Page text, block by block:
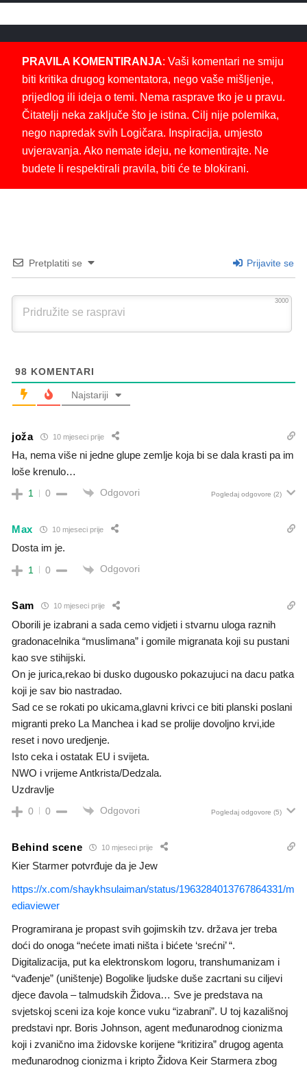
PRAVILA KOMENTIRANJA: Vaši komentari ne smiju
biti kritika drugog komentatora, nego vaše mišljenje,
prijedlog ili ideja o temi. Nema rasprave tko je u pravu.
Čitatelji neka zaključe što je istina. Cilj nije polemika,
nego napredak svih Logičara. Inspiracija, umjesto
uvjeravanja. Ako nemate ideju, ne komentirajte. Ne
budete li respektirali pravila, biti će te blokirani.
Pretplatiti se Prijavite se
3000
98 KOMENTARI
Najstariji
joža 10 mjeseci prije
Ha, nema više ni jedne glupe zemlje koja bi se dala krasti pa im
loše krenulo…
1 0 Odgovori Pogledaj odgovore (2)
Max 10 mjeseci prije
Dosta im je.
1 0 Odgovori
Sam 10 mjeseci prije
Oborili je izabrani a sada cemo vidjeti i stvarnu uloga raznih
gradonacelnika “muslimana” i gomile migranata koji su pustani
kao sve stihijski.
On je jurica,rekao bi dusko dugousko pokazujuci na dacu patka
koji je sav bio nastradao.
Sad ce se rokati po ukicama,glavni krivci ce biti planski poslani
migranti preko La Manchea i kad se prolije dovoljno krvi,ide
reset i novo uredjenje.
Isto ceka i ostatak EU i svijeta.
NWO i vrijeme Antkrista/Dedzala.
Uzdravlje
0 0 Odgovori Pogledaj odgovore (5)
Behind scene 10 mjeseci prije
Kier Starmer potvrđuje da je Jew
https://x.com/shaykhsulaiman/status/1963284013767864331/m
ediaviewer
Programirana je propast svih gojimskih tzv. država jer treba
doći do onoga “nećete imati ništa i bićete ‘srećni’ “.
Digitalizacija, put ka elektronskom logoru, transhumanizam i
“vađenje” (uništenje) Bogolike ljudske duše zacrtani su ciljevi
djece đavola – talmudskih Židova… Sve je predstava na
svjetskoj sceni iza koje konce vuku “izabrani”. U toj kazališnoj
predstavi npr. Boris Johnson, agent međunarodnog cionizma
koji i zvanično ima židovske korijene “kritizira” drugog agenta
međunarodnog cionizma i kripto Židova Keir Starmera zbog